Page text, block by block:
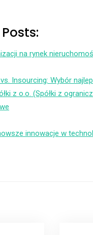
na rynek
Insourcing: Wybór
z o.o. (Spółki z
innowacje w